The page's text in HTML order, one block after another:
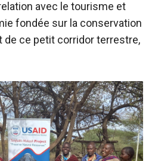
avec le tourisme et
fondée sur la conservation
de ce petit corridor terrestre,